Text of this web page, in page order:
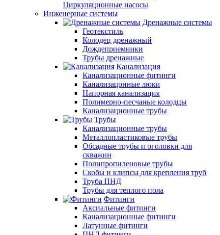
Циркуляционные насосы
Инженерные системы
Дренажные системы
Геотекстиль
Колодец дренажный
Дождеприемники
Трубы дренажные
Канализация
Канализационные фитинги
Канализацонные люки
Напорная канализация
Полимерно-песчаные колодцы
Канализационные трубы
Трубы
Канализационные трубы
Металлопластиковые трубы
Обсадные трубы и оголовки для
скважин
Полипропиленовые трубы
Скобы и клипсы для крепления труб
Труба ПНД
Трубы для теплого пола
Фитинги
Аксиальные фитинги
Канализационные фитинги
Латунные фитинги